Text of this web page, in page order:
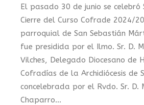
El pasado 30 de junio se celebró
Cierre del Curso Cofrade 2024/
parroquial de San Sebastián
fue presidida por el Ilmo. Sr. D.
Vilches, Delegado Diocesano de
Cofradías de la Archidiócesis de
concelebrada por el Rvdo. Sr. D.
Chaparro...